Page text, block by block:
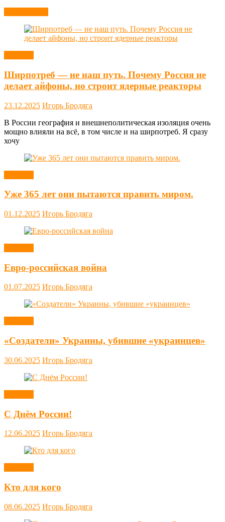
Ширпотреб — не наш путь. Почему Россия не
делает айфоны, но строит ядерные реакторы
23.12.2025 Игорь Бродяга
В России география и внешнеполитическая изоляция очень
мощно влияли на всё, в том числе и на ширпотреб. Я сразу
хочу
Уже 365 лет они пытаются править миром.
01.12.2025 Игорь Бродяга
Евро-российская война
01.07.2025 Игорь Бродяга
«Создатели» Украины, убившие «украинцев»
30.06.2025 Игорь Бродяга
С Днём России!
12.06.2025 Игорь Бродяга
Кто для кого
08.06.2025 Игорь Бродяга